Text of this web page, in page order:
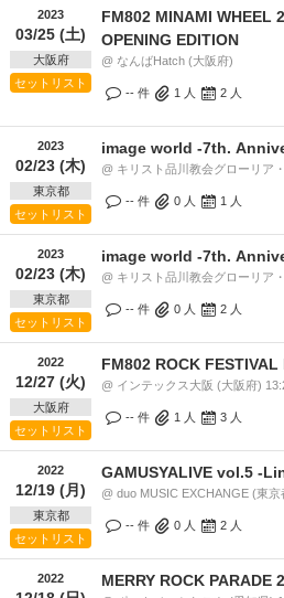
2023
03/25 (土)
大阪府
セットリスト
FM802 MINAMI WHEEL
OPENING EDITION
@ なんばHatch (大阪府)
-- 件 1 人 2 人
2023
02/23 (木)
東京都
セットリスト
image world -7th.
@ キリスト品川教会グローリア
-- 件 0 人 1 人
2023
02/23 (木)
東京都
セットリスト
image world -7th.
@ キリスト品川教会グローリア
-- 件 0 人 2 人
2022
12/27 (火)
大阪府
セットリスト
FM802 ROCK
@ インテックス大阪 (大阪府)
-- 件 1 人 3 人
2022
12/19 (月)
東京都
セットリスト
GAMUSYALIVE vol.5 -
@ duo MUSIC EXCHANGE (東京
-- 件 0 人 2 人
2022 MERRY ROCK PARADE